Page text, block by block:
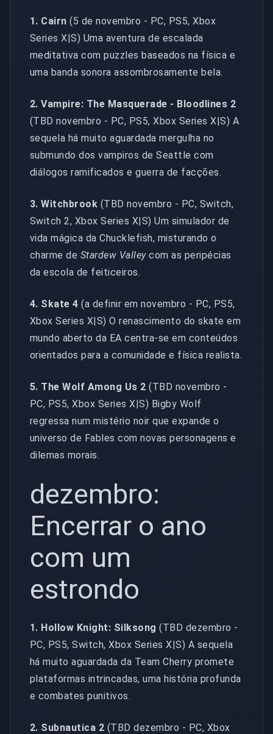
1. Cairn (5 de novembro - PC, PS5, Xbox
Series X|S) Uma aventura de escalada
meditativa com puzzles baseados na física e
uma banda sonora assombrosamente bela.
2. Vampire: The Masquerade - Bloodlines 2
(TBD novembro - PC, PS5, Xbox Series X|S) A
sequela há muito aguardada mergulha no
submundo dos vampiros de Seattle com
diálogos ramificados e guerra de facções.
3. Witchbrook (TBD novembro - PC, Switch,
Switch 2, Xbox Series X|S) Um simulador de
vida mágica da Chucklefish, misturando o
charme de Stardew Valleycom as peripécias
da escola de feiticeiros.
4. Skate 4 (a definir em novembro - PC, PS5,
Xbox Series X|S) O renascimento do skate em
mundo aberto da EA centra-se em conteúdos
orientados para a comunidade e física realista.
5. The Wolf Among Us 2 (TBD novembro -
PC, PS5, Xbox Series X|S) Bigby Wolf
regressa num mistério noir que expande o
universo de Fables com novas personagens e
dilemas morais.
dezembro:
Encerrar o ano
com um
estrondo
1. Hollow Knight: Silksong (TBD dezembro -
PC, PS5, Switch, Xbox Series X|S) A sequela
há muito aguardada da Team Cherry promete
plataformas intrincadas, uma história profunda
e combates punitivos.
2. Subnautica 2 (TBD dezembro - PC, Xbox